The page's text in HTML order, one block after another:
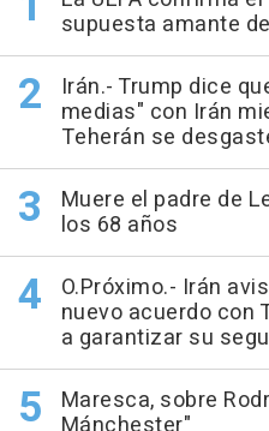
supuesta amante
Irán.- Trump dice
medias" con Irán
Teherán se
Muere el padre de
los 68 años
O.Próximo.- Irán
nuevo acuerdo con
a garantizar su
Maresca, sobre